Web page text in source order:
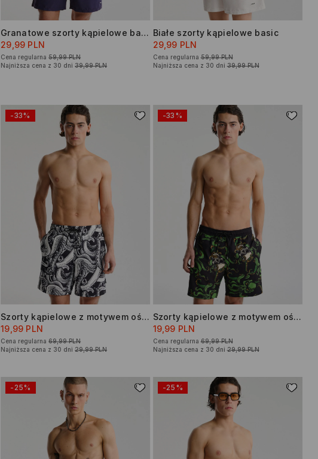
Granatowe szorty kąpielowe basic
29,99 PLN
Cena regularna 59,99 PLN
Najniższa cena z 30 dni 39,99 PLN
Białe szorty kąpielowe basic
29,99 PLN
Cena regularna 59,99 PLN
Najniższa cena z 30 dni 39,99 PLN
-33%
Szorty kąpielowe z motywem ośmiornicy
19,99 PLN
Cena regularna 69,99 PLN
Najniższa cena z 30 dni 29,99 PLN
-33%
Szorty kąpielowe z motywem ośmiornicy i czaszek
19,99 PLN
Cena regularna 69,99 PLN
Najniższa cena z 30 dni 29,99 PLN
-25% -25%